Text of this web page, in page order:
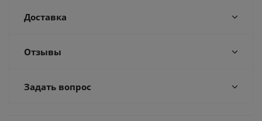
Доставка
Отзывы
Задать вопрос